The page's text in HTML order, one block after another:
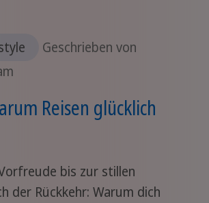
Geschrieben von
Reisen glücklich
bis zur stillen
der Rückkehr: Warum dich